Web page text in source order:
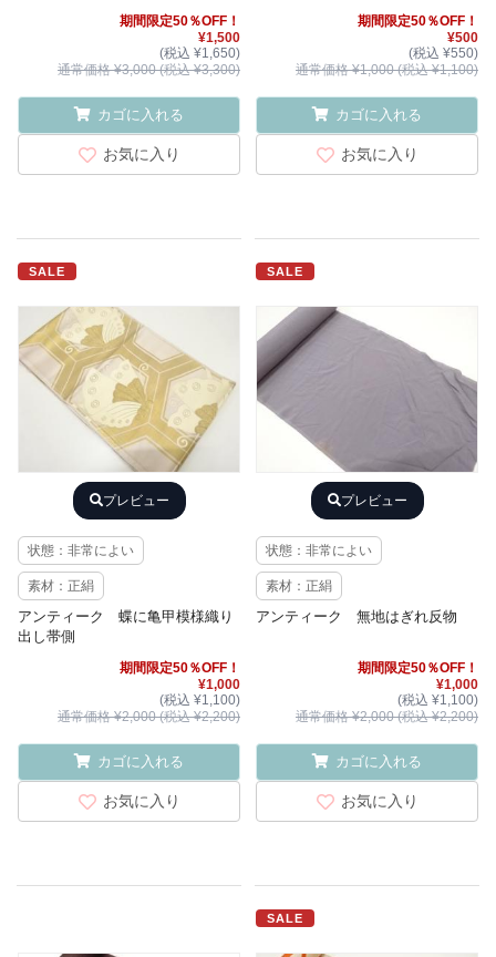
期間限定50％OFF！
¥1,500
(税込 ¥1,650)
通常価格 ¥3,000 (税込 ¥3,300)
カゴに入れる
お気に入り
期間限定50％OFF！
¥500
(税込 ¥550)
通常価格 ¥1,000 (税込 ¥1,100)
カゴに入れる
お気に入り
SALE
プレビュー
状態：非常によい
素材：正絹
アンティーク 蝶に亀甲模様織り
出し帯側
期間限定50％OFF！
¥1,000
(税込 ¥1,100)
通常価格 ¥2,000 (税込 ¥2,200)
カゴに入れる
お気に入り
SALE
プレビュー
状態：非常によい
素材：正絹
アンティーク 無地はぎれ反物
期間限定50％OFF！
¥1,000
(税込 ¥1,100)
通常価格 ¥2,000 (税込 ¥2,200)
カゴに入れる
お気に入り
SALE